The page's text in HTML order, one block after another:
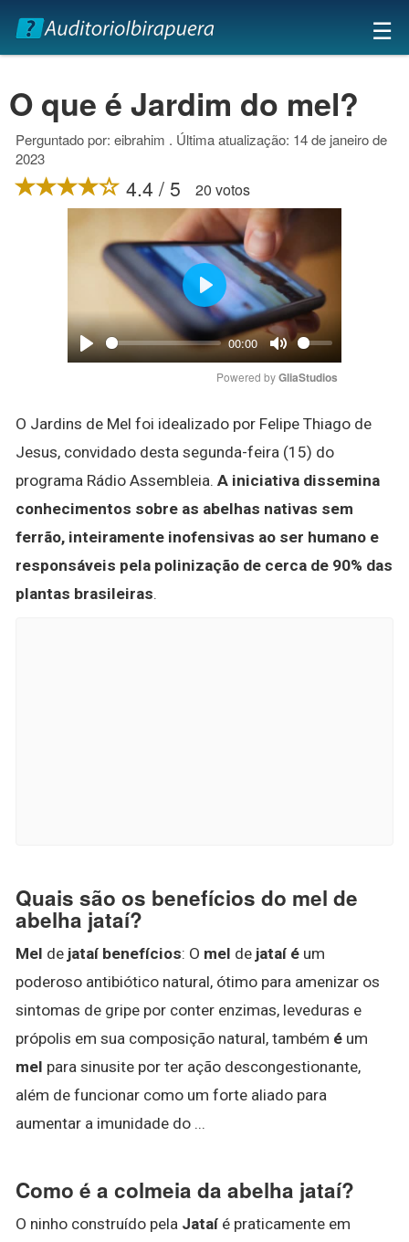
×
☰
O que é Jardim do mel?
Perguntado por: eibrahim . Última atualização: 14 de janeiro de
2023
4.4 / 5 20 votos
Play
00:00
Mute
Play
Powered by GliaStudios
O Jardins de Mel foi idealizado por Felipe Thiago de
Jesus, convidado desta segunda-feira (15) do
programa Rádio Assembleia. A iniciativa dissemina
conhecimentos sobre as abelhas nativas sem
ferrão, inteiramente inofensivas ao ser humano e
responsáveis pela polinização de cerca de 90% das
plantas brasileiras.
Quais são os benefícios do mel de
abelha jataí?
Mel de jataí benefícios: O mel de jataí é um
poderoso antibiótico natural, ótimo para amenizar os
sintomas de gripe por conter enzimas, leveduras e
própolis em sua composição natural, também é um
mel para sinusite por ter ação descongestionante,
além de funcionar como um forte aliado para
aumentar a imunidade do ...
Como é a colmeia da abelha jataí?
O ninho construído pela Jataí é praticamente em